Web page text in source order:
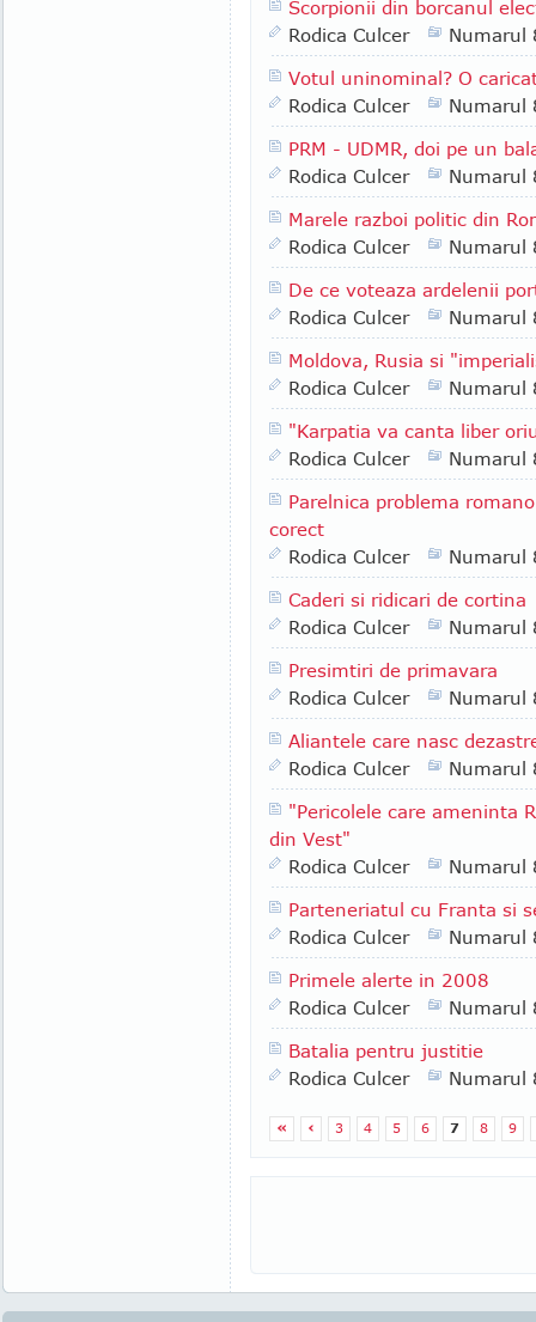
Scorpionii din borcanul
Rodica Culcer
Numarul
Votul uninominal? O
Rodica Culcer
Numarul
PRM - UDMR, doi pe un
Rodica Culcer
Numarul
Marele razboi politic din
Rodica Culcer
Numarul
De ce voteaza ardelenii
Rodica Culcer
Numarul
Moldova, Rusia si
Rodica Culcer
Numarul
"Karpatia va canta liber
Rodica Culcer
Numarul
Parelnica problema
corect
Rodica Culcer
Numarul
Caderi si ridicari de cortina
Rodica Culcer
Numarul
Presimtiri de primavara
Rodica Culcer
Numarul
Aliantele care nasc
Rodica Culcer
Numarul
"Pericolele care ameninta
din Vest"
Rodica Culcer
Numarul
Parteneriatul cu Franta si
Rodica Culcer
Numarul
Primele alerte in 2008
Rodica Culcer
Numarul
Batalia pentru justitie
Rodica Culcer
Numarul
« ‹ 3 4 5 6 7 8 9